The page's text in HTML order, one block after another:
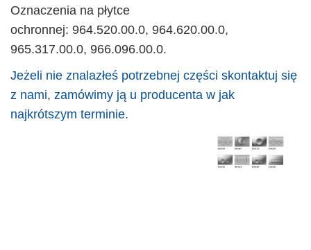
Oznaczenia na płytce
ochronnej: 964.520.00.0, 964.620.00.0,
965.317.00.0, 966.096.00.0.
Jeżeli nie znalazłeś potrzebnej części skontaktuj się
z nami, zamówimy ją u producenta w jak
najkrótszym terminie.